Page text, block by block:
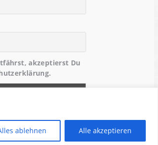
ablehnen Alle akzeptieren
akzeptierst Du